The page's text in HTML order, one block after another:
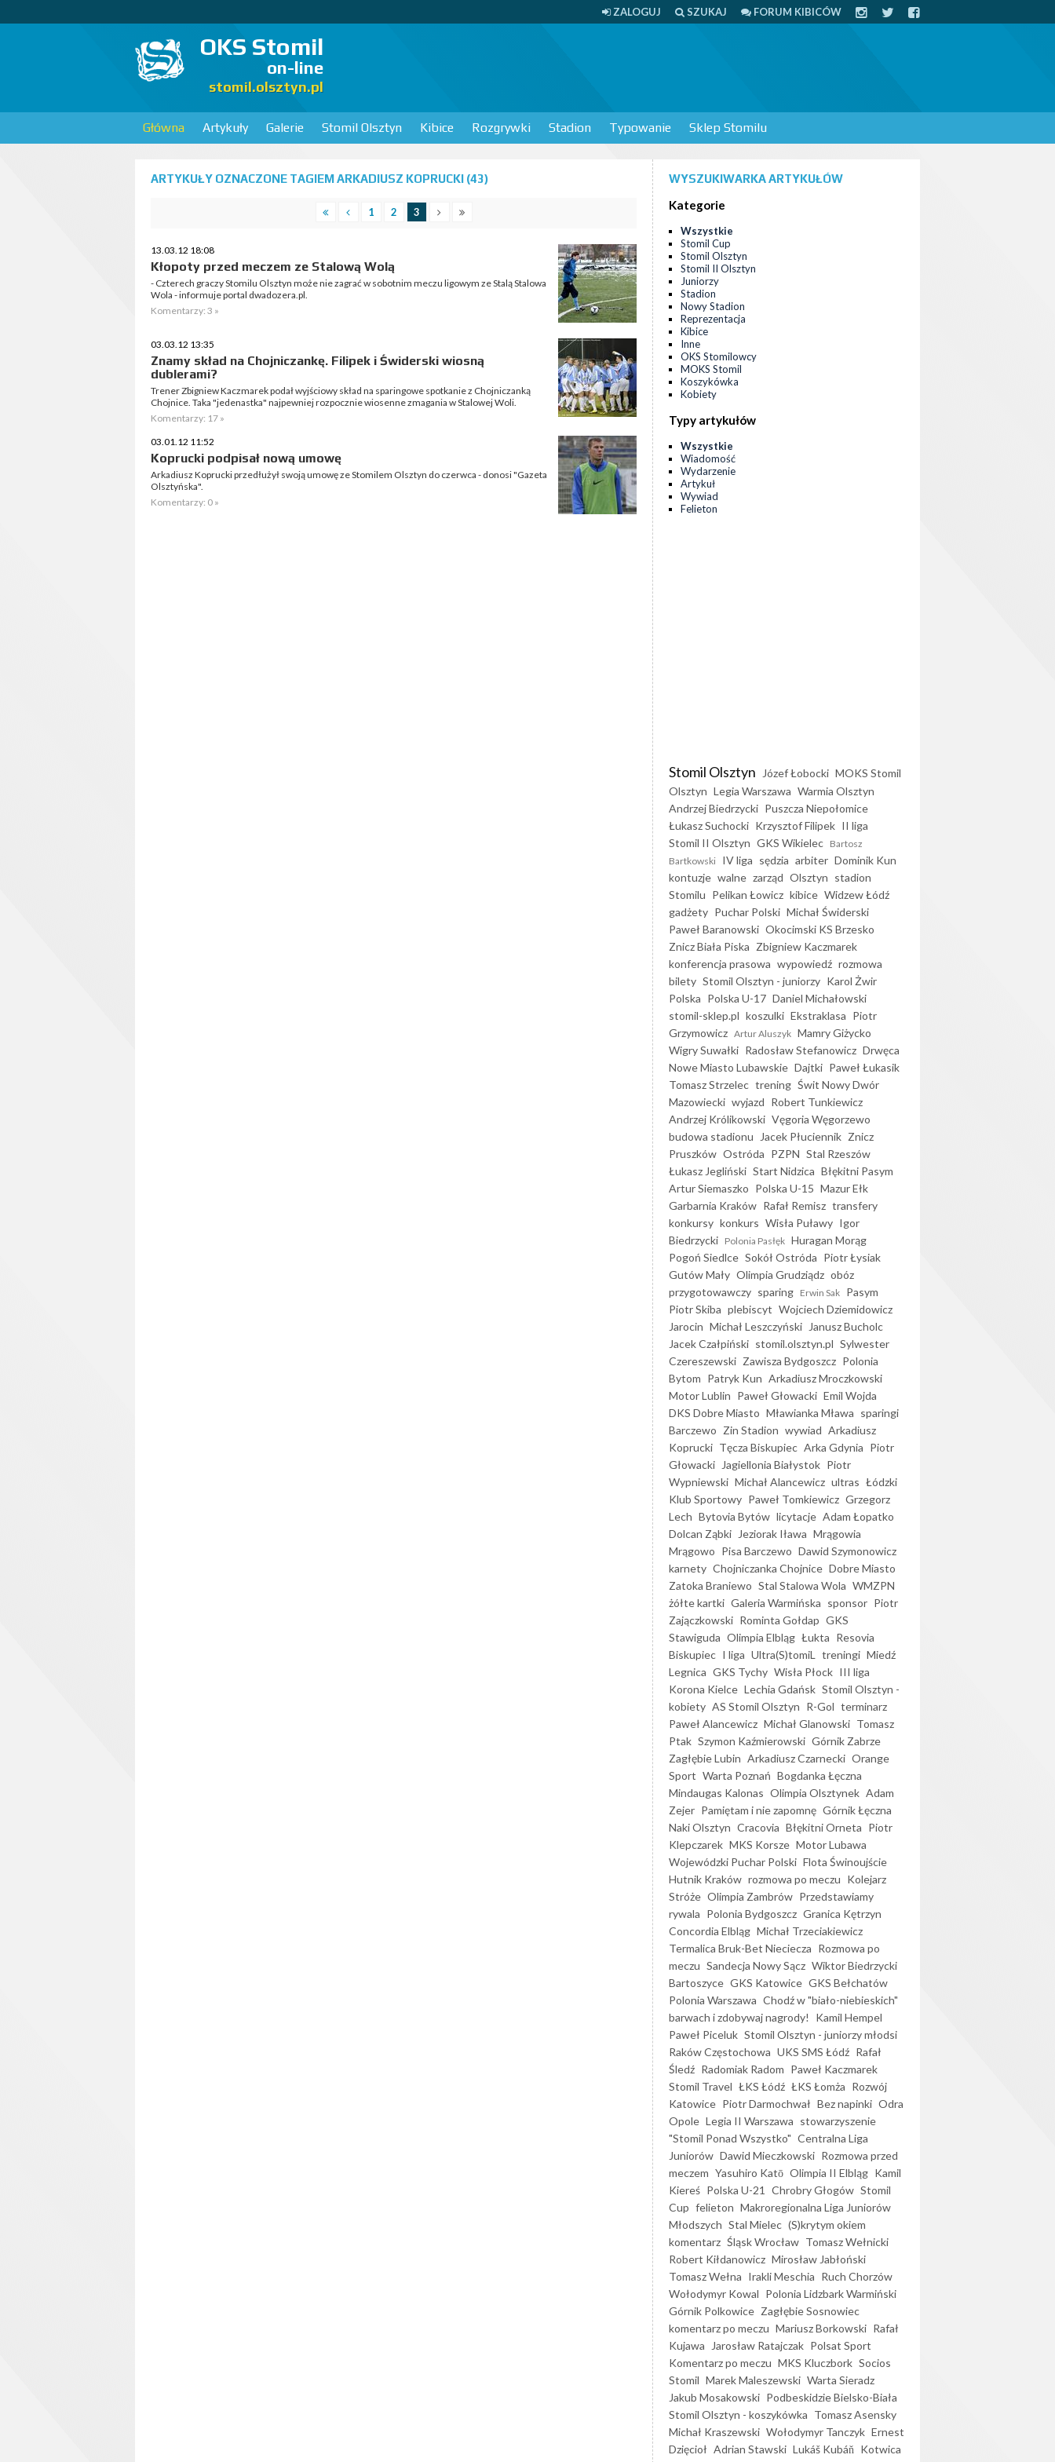
ZALOGUJ SZUKAJ FORUM KIBICÓW
OKS Stomil
on-line
stomil.olsztyn.pl
Główna Artykuły Galerie Stomil Olsztyn Kibice Rozgrywki Stadion Typowanie Sklep Stomilu
ARTYKUŁY OZNACZONE TAGIEM ARKADIUSZ KOPRUCKI (43)
1 2 3
13.03.12 18:08
Kłopoty przed meczem ze Stalową Wolą
- Czterech graczy Stomilu Olsztyn może nie zagrać w sobotnim meczu ligowym ze Stalą Stalowa
Wola - informuje portal dwadozera.pl.
Komentarzy: 3 »
03.03.12 13:35
Znamy skład na Chojniczankę. Filipek i Świderski wiosną
dublerami?
Trener Zbigniew Kaczmarek podał wyjściowy skład na sparingowe spotkanie z Chojniczanką
Chojnice. Taka "jedenastka" najpewniej rozpocznie wiosenne zmagania w Stalowej Woli.
Komentarzy: 17 »
03.01.12 11:52
Koprucki podpisał nową umowę
Arkadiusz Koprucki przedłużył swoją umowę ze Stomilem Olsztyn do czerwca - donosi "Gazeta
Olsztyńska".
Komentarzy: 0 »
WYSZUKIWARKA ARTYKUŁÓW
Kategorie
Wszystkie
Stomil Cup
Stomil Olsztyn
Stomil II Olsztyn
Juniorzy
Stadion
Nowy Stadion
Reprezentacja
Kibice
Inne
OKS Stomilowcy
MOKS Stomil
Koszykówka
Kobiety
Typy artykułów
Wszystkie
Wiadomość
Wydarzenie
Artykuł
Wywiad
Felieton
Stomil Olsztyn Józef Łobocki MOKS Stomil
Olsztyn Legia Warszawa Warmia Olsztyn
Andrzej Biedrzycki Puszcza Niepołomice
Łukasz Suchocki Krzysztof Filipek II liga
Stomil II Olsztyn GKS Wikielec Bartosz
Bartkowski IV liga sędzia arbiter Dominik Kun
kontuzje walne zarząd Olsztyn stadion
Stomilu Pelikan Łowicz kibice Widzew Łódź
gadżety Puchar Polski Michał Świderski
Paweł Baranowski Okocimski KS Brzesko
Znicz Biała Piska Zbigniew Kaczmarek
konferencja prasowa wypowiedź rozmowa
bilety Stomil Olsztyn - juniorzy Karol Żwir
Polska Polska U-17 Daniel Michałowski
stomil-sklep.pl koszulki Ekstraklasa Piotr
Grzymowicz Artur Aluszyk Mamry Giżycko
Wigry Suwałki Radosław Stefanowicz Drwęca
Nowe Miasto Lubawskie Dajtki Paweł Łukasik
Tomasz Strzelec trening Świt Nowy Dwór
Mazowiecki wyjazd Robert Tunkiewicz
Andrzej Królikowski Vęgoria Węgorzewo
budowa stadionu
Jacek Płuciennik Znicz
Pruszków Ostróda PZPN Stal Rzeszów
Łukasz Jegliński Start Nidzica Błękitni Pasym
Artur Siemaszko Polska U-15 Mazur Ełk
Garbarnia Kraków Rafał Remisz transfery
konkursy konkurs Wisła Puławy Igor
Biedrzycki Polonia Pasłęk Huragan Morąg
Pogoń Siedlce Sokół Ostróda Piotr Łysiak
Gutów Mały Olimpia Grudziądz obóz
przygotowawczy sparing Erwin Sak Pasym
Piotr Skiba plebiscyt Wojciech Dziemidowicz
Jarocin Michał Leszczyński
Janusz Bucholc
Jacek Czałpiński stomil.olsztyn.pl Sylwester
Czereszewski Zawisza Bydgoszcz Polonia
Bytom Patryk Kun Arkadiusz Mroczkowski
Motor Lublin Paweł Głowacki Emil Wojda
DKS Dobre Miasto Mławianka Mława sparingi
Barczewo Zin Stadion wywiad Arkadiusz
Koprucki Tęcza Biskupiec Arka Gdynia Piotr
Głowacki
Jagiellonia Białystok Piotr
Wypniewski Michał Alancewicz ultras Łódzki
Klub Sportowy Paweł Tomkiewicz Grzegorz
Lech Bytovia Bytów licytacje Adam Łopatko
Dolcan Ząbki
Jeziorak Iława Mrągowia
Mrągowo Pisa Barczewo Dawid Szymonowicz
karnety Chojniczanka Chojnice Dobre Miasto
Zatoka Braniewo Stal Stalowa Wola WMZPN
żółte kartki Galeria Warmińska sponsor Piotr
Zajączkowski Rominta Gołdap GKS
Stawiguda Olimpia Elbląg Łukta Resovia
Biskupiec I liga Ultra(S)tomiL treningi Miedź
Legnica GKS Tychy Wisła Płock III liga
Korona Kielce Lechia Gdańsk Stomil Olsztyn -
kobiety AS Stomil Olsztyn R-Gol terminarz
Paweł Alancewicz Michał Glanowski Tomasz
Ptak Szymon Kaźmierowski Górnik Zabrze
Zagłębie Lubin Arkadiusz Czarnecki Orange
Sport Warta Poznań Bogdanka Łęczna
Mindaugas Kalonas Olimpia Olsztynek Adam
Zejer Pamiętam i nie zapomnę Górnik Łęczna
Naki Olsztyn Cracovia Błękitni Orneta Piotr
Klepczarek MKS Korsze Motor Lubawa
Wojewódzki Puchar Polski Flota Świnoujście
Hutnik Kraków rozmowa po meczu Kolejarz
Stróże Olimpia Zambrów Przedstawiamy
rywala Polonia Bydgoszcz Granica Kętrzyn
Concordia Elbląg Michał Trzeciakiewicz
Termalica Bruk-Bet Nieciecza Rozmowa po
meczu Sandecja Nowy Sącz Wiktor Biedrzycki
Bartoszyce GKS Katowice GKS Bełchatów
Polonia Warszawa Chodź w "biało-niebieskich"
barwach i zdobywaj nagrody!
Kamil Hempel
Paweł Piceluk Stomil Olsztyn - juniorzy młodsi
Raków Częstochowa UKS SMS Łódź Rafał
Śledź Radomiak Radom Paweł Kaczmarek
Stomil Travel ŁKS Łódź ŁKS Łomża Rozwój
Katowice Piotr Darmochwał Bez napinki Odra
Opole Legia II Warszawa stowarzyszenie
"Stomil Ponad Wszystko" Centralna Liga
Juniorów Dawid Mieczkowski Rozmowa przed
meczem Yasuhiro Katō Olimpia II Elbląg Kamil
Kiereś Polska U-21 Chrobry Głogów Stomil
Cup felieton Makroregionalna Liga Juniorów
Młodszych Stal Mielec (S)krytym okiem
komentarz Śląsk Wrocław Tomasz Wełnicki
Robert Kiłdanowicz Mirosław Jabłoński
Tomasz Wełna Irakli Meschia Ruch Chorzów
Wołodymyr Kowal Polonia Lidzbark Warmiński
Górnik Polkowice Zagłębie Sosnowiec
komentarz po meczu Mariusz Borkowski Rafał
Kujawa
Jarosław Ratajczak Polsat Sport
Komentarz po meczu MKS Kluczbork Socios
Stomil Marek Maleszewski Warta Sieradz
Jakub Mosakowski Podbeskidzie Bielsko-Biała
Stomil Olsztyn - koszykówka Tomasz Asensky
Michał Kraszewski Wołodymyr Tanczyk Ernest
Dzięcioł Adrian Stawski Lukáš Kubáň Kotwica